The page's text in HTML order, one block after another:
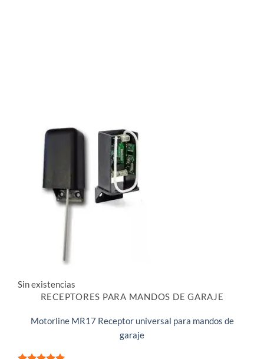
Sin existencias
RECEPTORES PARA MANDOS DE GARAJE
Motorline MR17 Receptor universal para mandos de
garaje